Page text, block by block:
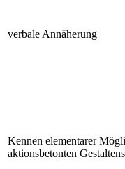
verbale Annäherung
Kennen elementarer
aktionsbetonten Gestaltens